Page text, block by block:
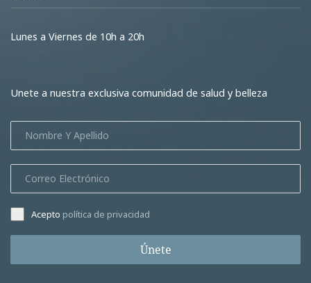
Lunes a Viernes de 10h a 20h
Unete a nuestra exclusiva comunidad de salud y belleza
Acepto política de privacidad
Únete